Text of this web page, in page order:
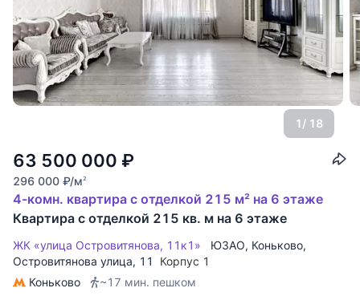
1/ 18
63 500 000 ₽
296 000 ₽/м2
4-комн. квартира с отделкой 215 м² на 6 этаже
Квартира с отделкой 215 кв. м на 6 этаже
ЖК «улица Островитянова, 11к1» ЮЗАО, Коньково,
Островитянова улица, 11
Корпус 1
Коньково
~17 мин. пешком